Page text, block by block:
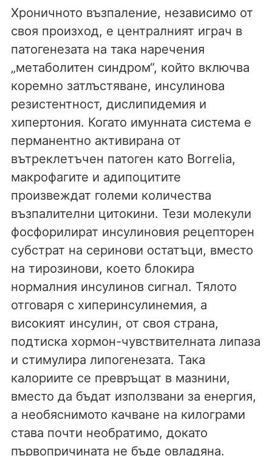
Хроничното възпаление, независимо от
своя произход, е централният играч в
патогенезата на така наречения
„метаболитен синдром“, който включва
коремно затлъстяване, инсулинова
резистентност, дислипидемия и
хипертония. Когато имунната система е
перманентно активирана от
вътреклетъчен патоген като Borrelia,
макрофагите и адипоцитите
произвеждат големи количества
възпалителни цитокини. Тези молекули
фосфорилират инсулиновия рецепторен
субстрат на серинови остатъци, вместо
на тирозинови, което блокира
нормалния инсулинов сигнал. Тялото
отговаря с хиперинсулинемия, а
високият инсулин, от своя страна,
подтиска хормон-чувствителната липаза
и стимулира липогенезата. Така
калориите се превръщат в мазнини,
вместо да бъдат използвани за енергия,
а необяснимото качване на килограми
става почти необратимо, докато
първопричината не бъде овладяна.